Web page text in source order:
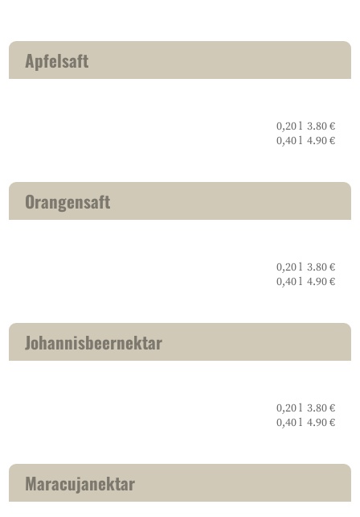
Apfelsaft
0,20 l 3.80 €
0,40 l 4.90 €
Orangensaft
0,20 l 3.80 €
0,40 l 4.90 €
Johannisbeernektar
0,20 l 3.80 €
0,40 l 4.90 €
Maracujanektar